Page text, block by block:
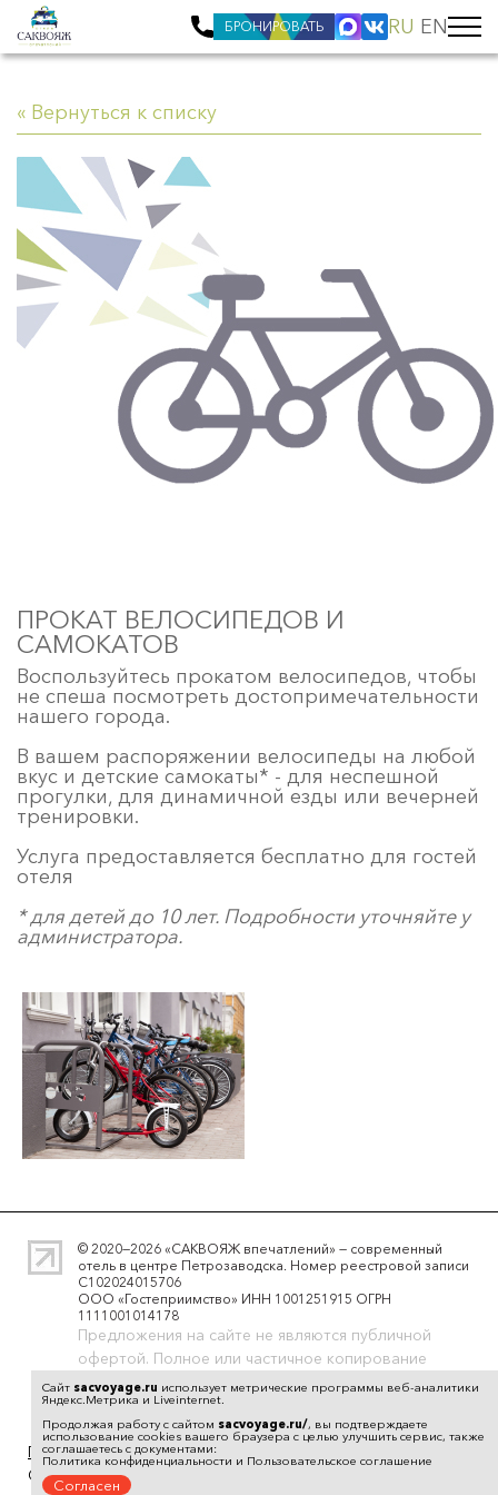
БРОНИРОВАТЬ RU EN
« Вернуться к списку
ПРОКАТ ВЕЛОСИПЕДОВ И
САМОКАТОВ
Воспользуйтесь прокатом велосипедов, чтобы
не спеша посмотреть достопримечательности
нашего города.
В вашем распоряжении велосипеды на любой
вкус и детские самокаты* - для неспешной
прогулки, для динамичной езды или вечерней
тренировки.
Услуга предоставляется бесплатно для гостей
отеля
* для детей до 10 лет. Подробности уточняйте у
администратора.
© 2020—2026 «САКВОЯЖ впечатлений» — современный
отель в центре Петрозаводска. Номер реестровой записи
С102024015706
ООО «Гостеприимство» ИНН 1001251915 ОГРН
1111001014178
Предложения на сайте не являются публичной
офертой. Полное или частичное копирование
материалов сайта запрещено, при согласованном
использовании материалов необходима ссылка на
ресурс.
Политика конфиденциальности
Создание и поддержка сайта — «
Сайт sacvoyage.ru использует метрические программы веб-аналитики
Яндекс.Метрика и Liveinternet.
Продолжая работу с сайтом sacvoyage.ru/, вы подтверждаете
использование cookies вашего браузера с целью улучшить сервис, также
соглашаетесь с документами:
Политика конфиденциальности и Пользовательское соглашение
Согласен